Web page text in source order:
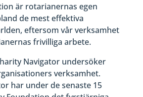
är rotarianernas egen
de mest effektiva
eftersom vår verksamhet
frivilliga arbete.
Navigator undersöker
verksamhet.
har under de senaste 15